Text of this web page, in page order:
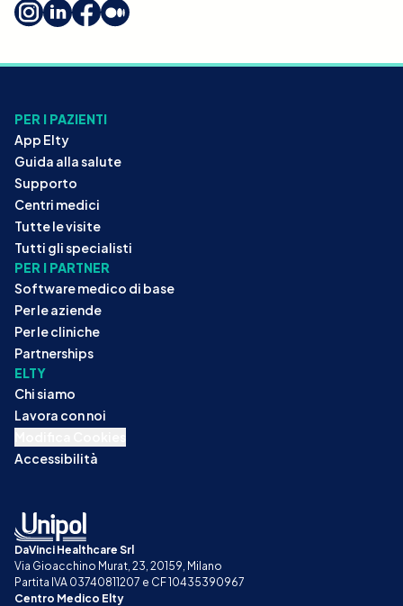
PER I PAZIENTI
App Elty
Guida alla salute
Supporto
Centri medici
Tutte le visite
Tutti gli specialisti
PER I PARTNER
Software medico di base
Per le aziende
Per le cliniche
Partnerships
ELTY
Chi siamo
Lavora con noi
Accessibilità
DaVinci Healthcare Srl
Via Gioacchino Murat, 23, 20159, Milano
Partita IVA 03740811207 e CF 10435390967
Centro Medico Elty